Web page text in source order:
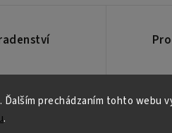
prechádzaním tohto webu
.